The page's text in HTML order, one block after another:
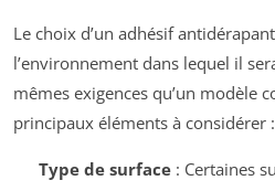
Le choix d’un adhésif
l’environnement dans lequel il
mêmes exigences qu’un modèle
principaux éléments à considérer :
Type de surface: Certaines